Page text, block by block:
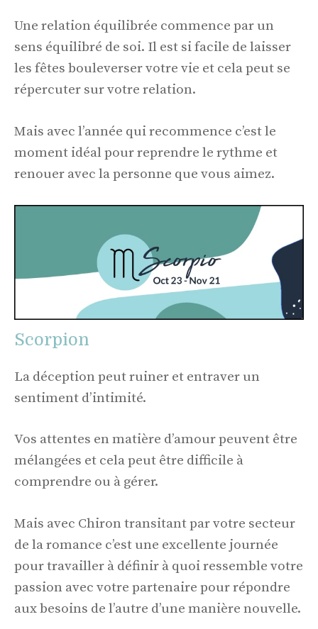
Une relation équilibrée commence par un
sens équilibré de soi. Il est si facile de laisser
les fêtes bouleverser votre vie et cela peut se
répercuter sur votre relation.
Mais avec l’année qui recommence c’est le
moment idéal pour reprendre le rythme et
renouer avec la personne que vous aimez.
Scorpion
La déception peut ruiner et entraver un
sentiment d’intimité.
Vos attentes en matière d’amour peuvent être
mélangées et cela peut être difficile à
comprendre ou à gérer.
Mais avec Chiron transitant par votre secteur
de la romance c’est une excellente journée
pour travailler à définir à quoi ressemble votre
passion avec votre partenaire pour répondre
aux besoins de l’autre d’une manière nouvelle.